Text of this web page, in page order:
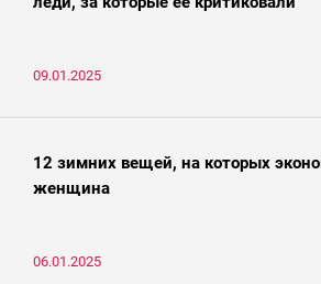
09.01.2025
12 зимних вещей, на которых
женщина
06.01.2025